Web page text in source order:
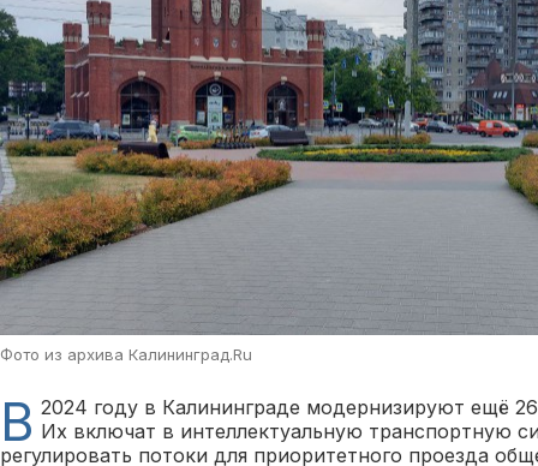
Фото из архива Калининград.Ru
В 2024 году в Калининграде модернизируют ещё
Их включат в интеллектуальную транспортную
регулировать потоки для приоритетного проезда